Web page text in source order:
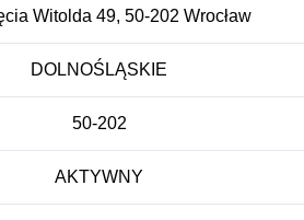
Witolda 49, 50-202 Wrocław
DOLNOŚLĄSKIE
50-202
AKTYWNY